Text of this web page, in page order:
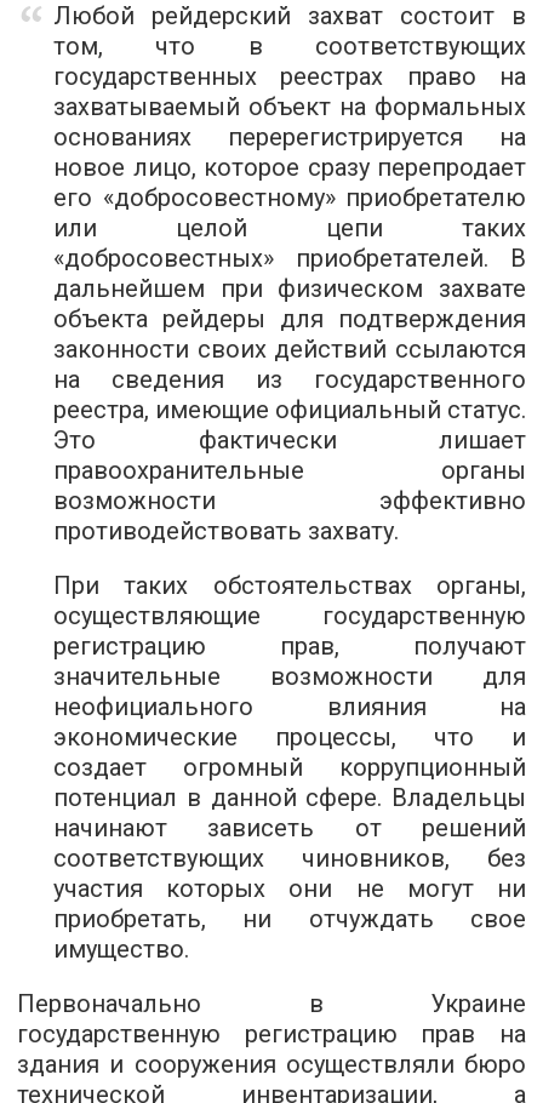
Любой рейдерский захват состоит в
том, что в соответствующих
государственных реестрах право на
захватываемый объект на формальных
основаниях перерегистрируется на
новое лицо, которое сразу перепродает
его «добросовестному» приобретателю
или целой цепи таких
«добросовестных» приобретателей. В
дальнейшем при физическом захвате
объекта рейдеры для подтверждения
законности своих действий ссылаются
на сведения из государственного
реестра, имеющие официальный статус.
Это фактически лишает
правоохранительные органы
возможности эффективно
противодействовать захвату.
При таких обстоятельствах органы,
осуществляющие государственную
регистрацию прав, получают
значительные возможности для
неофициального влияния на
экономические процессы, что и
создает огромный коррупционный
потенциал в данной сфере. Владельцы
начинают зависеть от решений
соответствующих чиновников, без
участия которых они не могут ни
приобретать, ни отчуждать свое
имущество.
Первоначально в Украине
государственную регистрацию прав на
здания и сооружения осуществляли бюро
технической инвентаризации, а